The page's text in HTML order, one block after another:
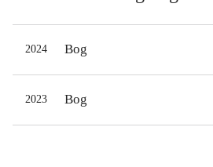
2024 Bog
2023 Bog